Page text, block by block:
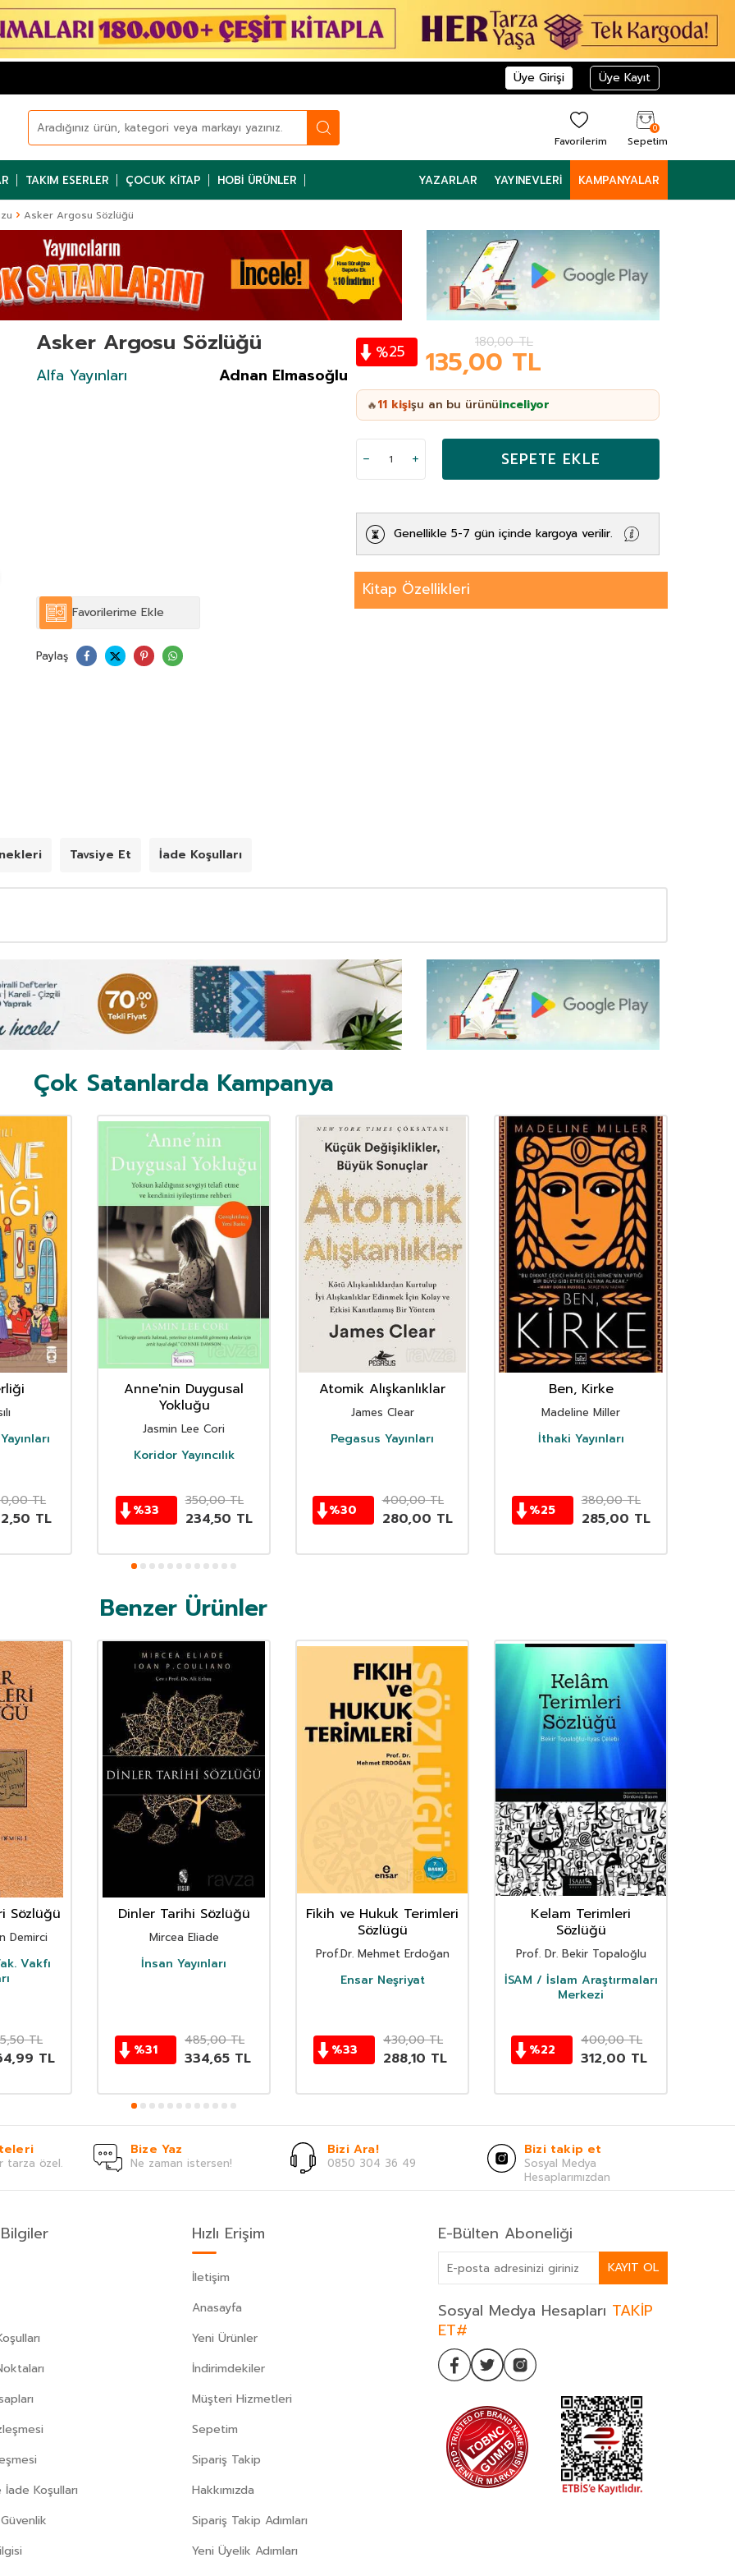
Üye Girişi Üye Kayıt
Favorilerim
0
Sepetim
TAKIM ESERLER ÇOCUK KITAP HOBI ÜRÜNLER YAZARLAR YAYINEVLERI KAMPANYALAR
Asker Argosu Sözlüğü
Asker Argosu Sözlüğü
Alfa Yayınları Adnan Elmasoğlu
%25 180,00TL
135,00 TL
🔥11 kişişu an bu ürünüinceliyor
SEPETE EKLE
Genellikle 5-7 gün içinde kargoya verilir.
Kitap Özellikleri
Favorilerime Ekle
Paylaş
Tavsiye Et İade Koşulları
Çok Satanlarda Kampanya
TL
TL
Anne'nin Duygusal
Yokluğu
Jasmin Lee Cori
Koridor Yayıncılık
%33
350,00TL
234,50 TL
Atomik Alışkanlıklar
James Clear
Pegasus Yayınları
%30
400,00TL
280,00 TL
Ben, Kirke
Madeline Miller
İthaki Yayınları
%25
380,00TL
285,00 TL
Benzer Ürünler
Sözlüğü
Demirci
Vakfı
TL
TL
Dinler Tarihi Sözlüğü
Mircea Eliade
İnsan Yayınları
%31
485,00TL
334,65 TL
Fikih ve Hukuk Terimleri
Sözlügü
Prof.Dr. Mehmet Erdoğan
Ensar Neşriyat
%33
430,00TL
288,10 TL
Kelam Terimleri
Sözlüğü
Prof. Dr. Bekir Topaloğlu
İSAM / İslam Araştırmaları
Merkezi
%22
400,00TL
312,00 TL
tarza özel.
Bize Yaz
Ne zaman istersen!
Bizi Ara!
0850 304 36 49
Bizi takip et
Sosyal Medya
Hesaplarımızdan
Koşulları
Hızlı Erişim
İletişim
Anasayfa
Yeni Ürünler
İndirimdekiler
Müşteri Hizmetleri
Sepetim
Sipariş Takip
Hakkımızda
Sipariş Takip Adımları
Yeni Üyelik Adımları
E-Bülten Aboneliği
KAYIT OL
Sosyal Medya Hesapları TAKİP
ET#